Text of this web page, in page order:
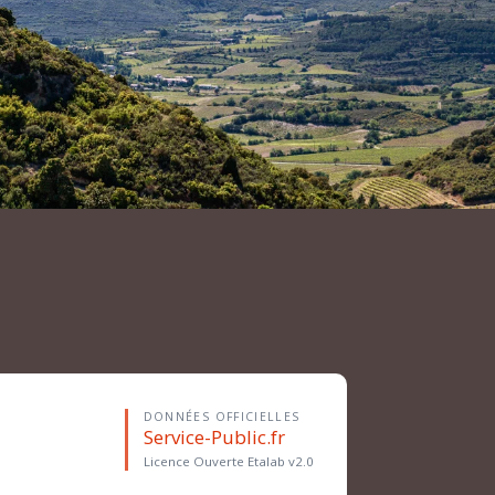
DONNÉES OFFICIELLES
Service-Public.fr
Licence Ouverte Etalab v2.0